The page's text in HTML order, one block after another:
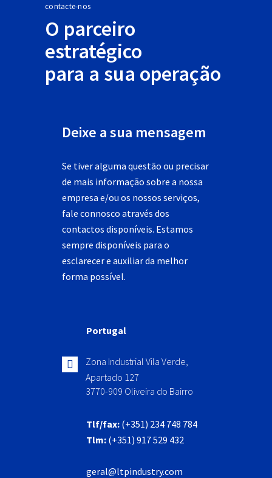
contacte-nos
O parceiro
estratégico
para a sua operação
Deixe a sua mensagem
Se tiver alguma questão ou precisar
de mais informação sobre a nossa
empresa e/ou os nossos serviços,
fale connosco através dos
contactos disponíveis. Estamos
sempre disponíveis para o
esclarecer e auxiliar da melhor
forma possível.
Portugal
Zona Industrial Vila Verde,
Apartado 127
3770-909 Oliveira do Bairro
Tlf/fax: (+351) 234 748 784
Tlm: (+351) 917 529 432
geral@ltpindustry.com